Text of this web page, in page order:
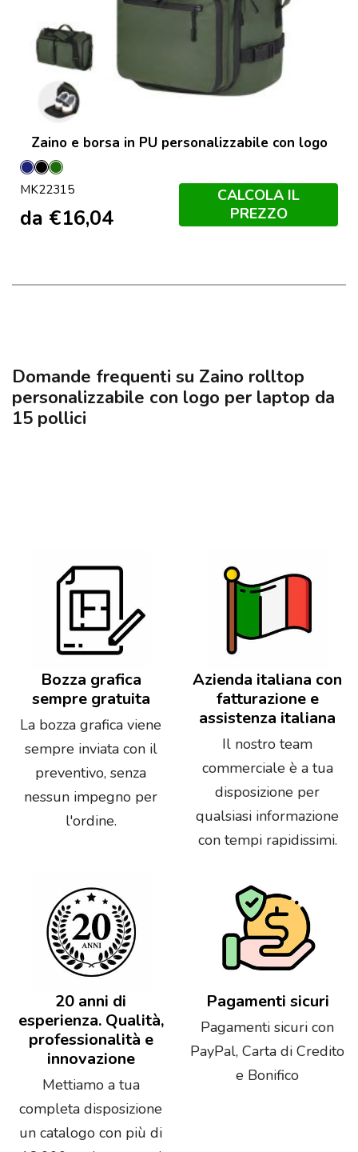
Zaino e borsa in PU personalizzabile con logo
Marineo
NeroVerde
Escuro
MK22315
da €16,04
CALCOLA IL
PREZZO
Domande frequenti su Zaino rolltop
personalizzabile con logo per laptop da
15 pollici
Bozza grafica
sempre gratuita
La bozza grafica viene
sempre inviata con il
preventivo, senza
nessun impegno per
l'ordine.
Azienda italiana con
fatturazione e
assistenza italiana
Il nostro team
commerciale è a tua
disposizione per
qualsiasi informazione
con tempi rapidissimi.
20 anni di
esperienza. Qualità,
professionalità e
innovazione
Mettiamo a tua
completa disposizione
un catalogo con più di
Pagamenti sicuri
Pagamenti sicuri con
PayPal, Carta di Credito
e Bonifico